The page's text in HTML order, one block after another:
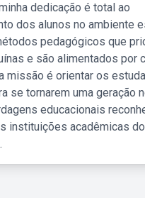
dedicação é total ao
dos alunos no ambiente
pedagógicos que
e são alimentados por
missão é orientar os
se tornarem uma geração
educacionais
instituições acadêmicas